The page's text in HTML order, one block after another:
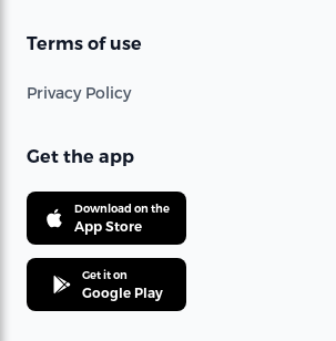
Terms of use
Privacy Policy
Get the app
Download on the
App Store
Get it on
Google Play